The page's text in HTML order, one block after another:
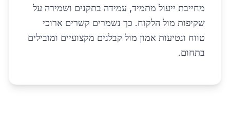
מחייבת ייעול מתמיד, עמידה בתקנים ושמירה על
שקיפות מול הלקוח. כך נשמרים קשרים ארוכי
טווח ונטיעות אמון מול קבלנים מקצועיים ומובילים
בתחום.